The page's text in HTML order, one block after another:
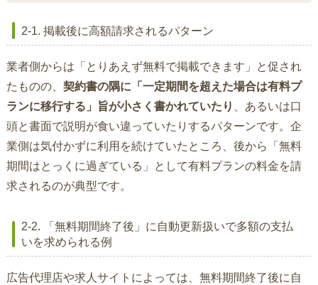
2-1. 掲載後に高額請求されるパターン
業者側からは「とりあえず無料で掲載できます」と促され
たものの、 契約書の隅に「一定期間を超えた場合は有料プ
ランに移行する」旨が小さく書かれていたり
、あるいは口
頭と書面で説明が食い違っていたりするパターンです。企
業側は気付かずに利用を続けていたところ、後から「無料
期間はとっくに過ぎている」として有料プランの料金を請
求されるのが典型です。
2-2. 「無料期間終了後」に自動更新扱いで多額の支払
いを求められる例
広告代理店や求人サイトによっては、無料期間終了後に自